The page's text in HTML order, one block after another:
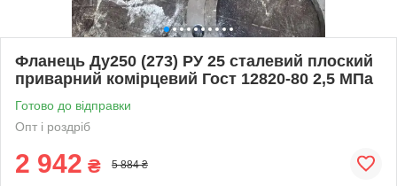
Фланець Ду250 (273) РУ 25 сталевий плоский
приварний комірцевий Гост 12820-80 2,5 МПа
Готово до відправки
Опт і роздріб
2 942 ₴ 5 884 ₴